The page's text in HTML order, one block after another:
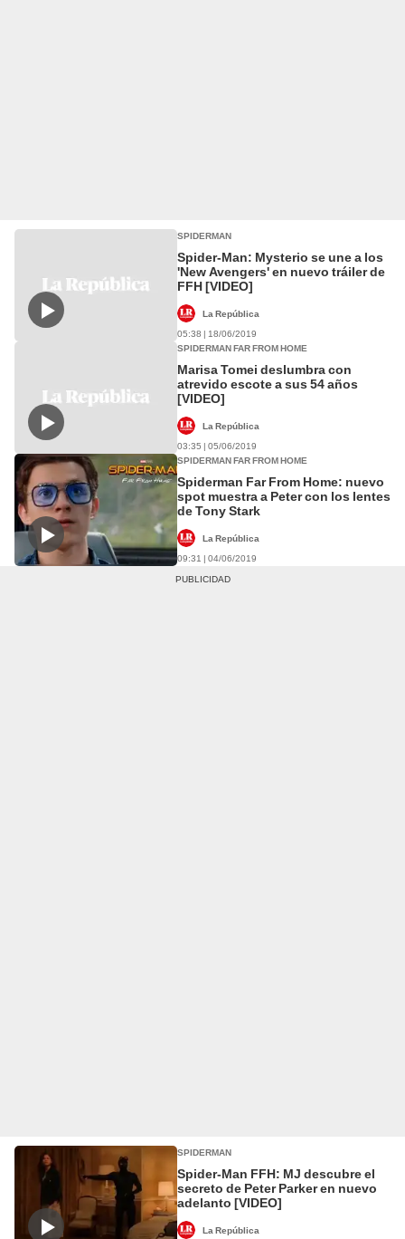
SPIDERMAN
Spider-Man: Mysterio se une a los
'New Avengers' en nuevo tráiler de
FFH [VIDEO]
La República
05:38 | 18/06/2019
SPIDERMAN FAR FROM HOME
Marisa Tomei deslumbra con
atrevido escote a sus 54 años
[VIDEO]
La República
03:35 | 05/06/2019
SPIDERMAN FAR FROM HOME
Spiderman Far From Home: nuevo
spot muestra a Peter con los lentes
de Tony Stark
La República
09:31 | 04/06/2019
SPIDERMAN
Spider-Man FFH: MJ descubre el
secreto de Peter Parker en nuevo
adelanto [VIDEO]
La República